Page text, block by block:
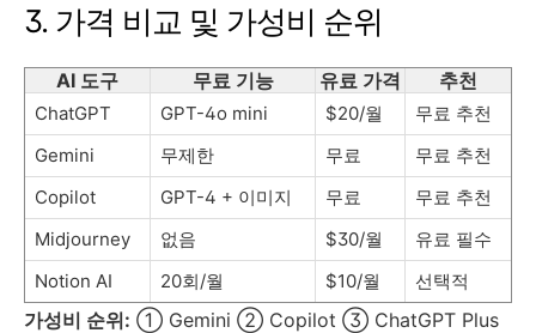
3. 가격 비교 및 가성비 순위
AI 도구 무료 기능 유료 가격 추천
ChatGPT GPT-4o mini $20/월
무료 추천
Gemini
무제한 무료
무료 추천
Copilot
GPT-4 + 이미지 무료
무료 추천
Midjourney
없음 $30/월
유료 필수
Notion AI
20회/월 $10/월 선택적
가성비 순위: ① Gemini ② Copilot ③ ChatGPT Plus